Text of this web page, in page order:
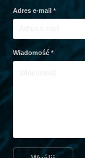
Adres e-mail *
Wiadomość *